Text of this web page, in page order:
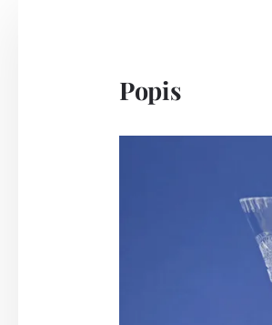
Popis